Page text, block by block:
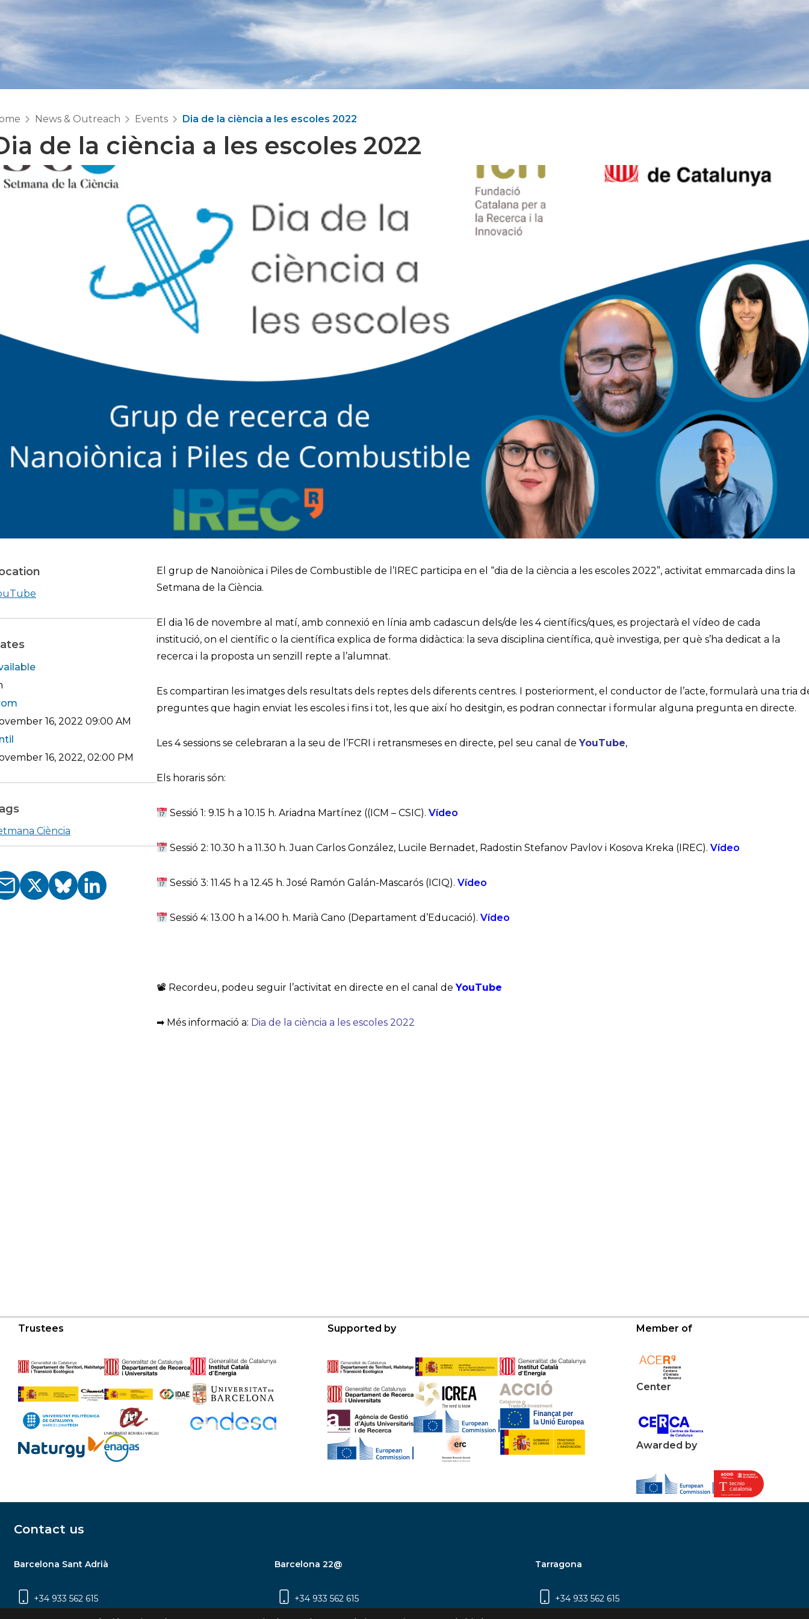
News & Outreach Events Dia de la ciència a les escoles 2022
de la ciència a les escoles 2022
El grup de Nanoiònica i Piles de Combustible de l’IREC participa en el “dia de la ciència a les escoles 2022”, activitat emmarcada dins la
Setmana de la Ciència.
El dia 16 de novembre al matí, amb connexió en línia amb cadascun dels/de les 4 científics/ques, es projectarà el vídeo de cada
institució, on el científic o la científica explica de forma didàctica: la seva disciplina científica, què investiga, per què s’ha dedicat a la
recerca i la proposta un senzill repte a l’alumnat.
Es compartiran les imatges dels resultats dels reptes dels diferents centres. I posteriorment, el conductor de l’acte, formularà una tria
preguntes que hagin enviat les escoles i fins i tot, les que així ho desitgin, es podran connectar i formular alguna pregunta en directe.
Les 4 sessions se celebraran a la seu de l’FCRI i retransmeses en directe, pel seu canal de YouTube,
Els horaris són:
Sessió 1: 9.15 h a 10.15 h. Ariadna Martínez ((ICM – CSIC).Vídeo
Sessió 2: 10.30 h a 11.30 h. Juan Carlos González, Lucile Bernadet, Radostin Stefanov Pavlov i Kosova Kreka (IREC). Vídeo
Sessió 3: 11.45 h a 12.45 h. José Ramón Galán-Mascarós (ICIQ).Vídeo
Sessió 4: 13.00 h a 14.00 h. Marià Cano (Departament d’Educació).Vídeo
📽 Recordeu, podeu seguir l’activitat en directe en el canal deYouTube
➡ Més informació a: Dia de la ciència a les escoles 2022
Shearch in google maps YouTube
16, 202209:00 AM
16, 2022, 02:00 PM
Ciència
Trustees Supported by Member of
Center
Awarded by
Contact us
Barcelona Sant Adrià
+34 933 562 615
Barcelona 22@
+34 933 562 615
Tarragona
+34 933 562 615